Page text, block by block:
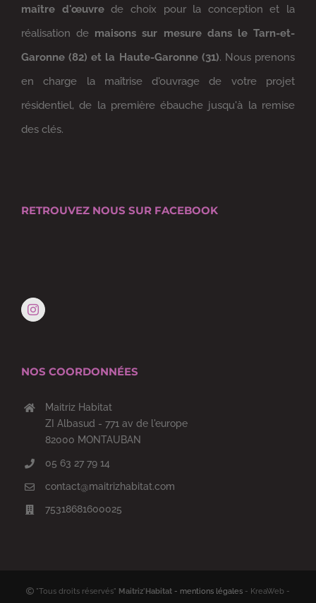
maître d'œuvrede choix pour la conception et la
réalisation de maisons sur mesure dans le Tarn-et-
Garonne (82) et la Haute-Garonne (31). Nous prenons
en charge la maîtrise d'ouvrage de votre projet
résidentiel, de la première ébauche jusqu'à la remise
des clés.
RETROUVEZ NOUS SUR FACEBOOK
NOS COORDONNÉES
Maitriz Habitat
ZI Albasud - 771 av de l'europe
82000 MONTAUBAN
05 63 27 79 14
contact@maitrizhabitat.com
75318681600025
"Tous droits réservés" Maitriz'Habitat - mentions légales - KreaWeb -